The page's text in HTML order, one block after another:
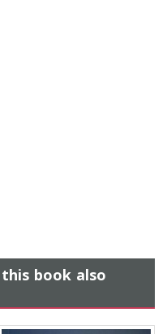
book also